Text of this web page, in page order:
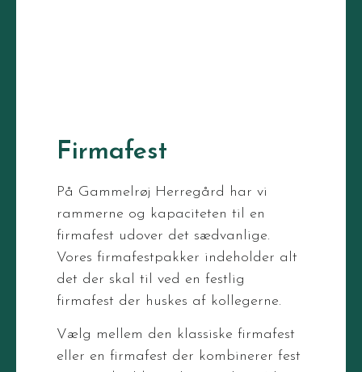
Firmafest
På Gammelrøj Herregård har vi
rammerne og kapaciteten til en
firmafest udover det sædvanlige.
Vores firmafestpakker indeholder alt
det der skal til ved en festlig
firmafest der huskes af kollegerne.
Vælg mellem den klassiske firmafest
eller en firmafest der kombinerer fest